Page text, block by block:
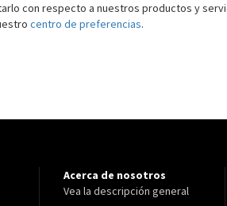
con respecto a nuestros productos y
centro de preferencias.
Acerca de nosotros
Vea la descripción general